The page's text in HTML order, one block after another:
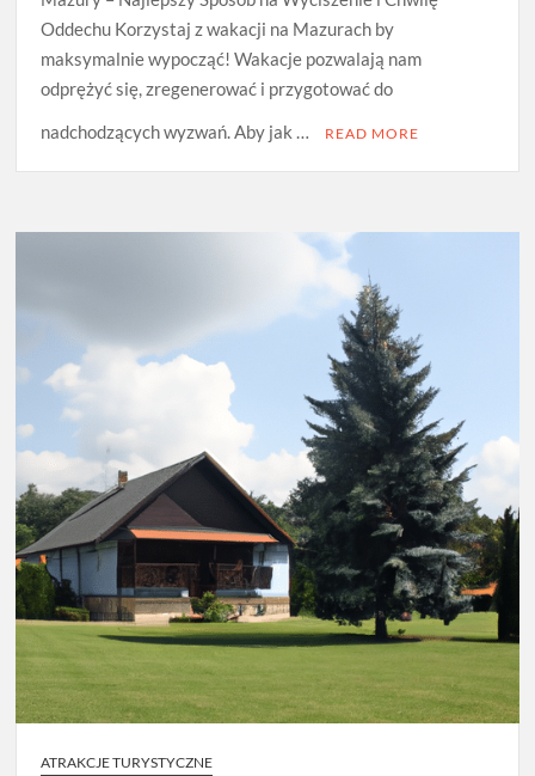
Oddechu Korzystaj z wakacji na Mazurach by
maksymalnie wypocząć! Wakacje pozwalają nam
odprężyć się, zregenerować i przygotować do
nadchodzących wyzwań. Aby jak …
READ MORE
ATRAKCJE TURYSTYCZNE